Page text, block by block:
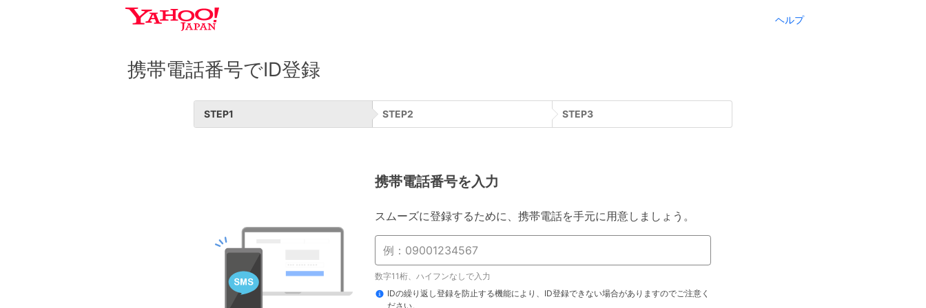
ヘルプ
携帯電話番号でID登録
STEP1 STEP2 STEP3
携帯電話番号を入力
スムーズに登録するために、携帯電話を手元に用意しましょう。
数字11桁、ハイフンなしで入力
IDの繰り返し登録を防止する機能により、ID登録できない場合がありますのでご注意く
ださい。